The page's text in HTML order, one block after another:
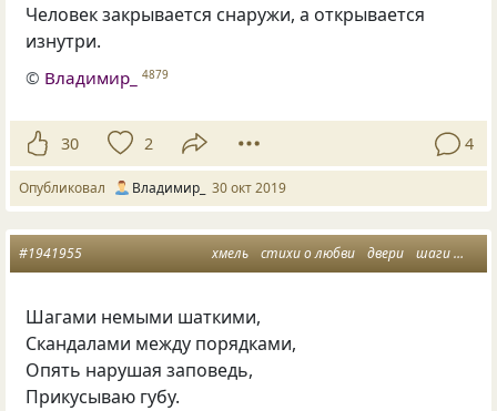
Человек закрывается снаружи, а открывается
изнутри.
© Владимир_ 4879
30 2 4
Опубликовал Владимир_ 30 окт 2019
хмель стихи о любви двери шаги
#1941955
Шагами немыми шаткими,
Скандалами между порядками,
Опять нарушая заповедь,
Прикусываю губу.